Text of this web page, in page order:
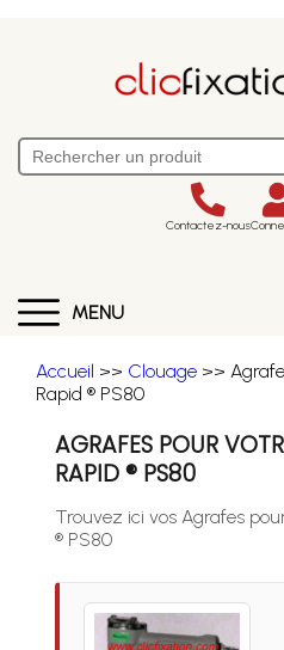
Contactez-nous
MENU
Accueil >> Clouage >>
Rapid ® PS80
AGRAFES POUR
RAPID ® PS80
Trouvez ici vos Agrafes
® PS80